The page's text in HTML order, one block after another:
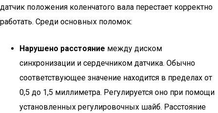
датчик положения коленчатого вала перестает корректно
работать. Среди основных поломок:
Нарушено расстояние между диском
синхронизации и сердечником датчика. Обычно
соответствующее значение находится в пределах от
0,5 до 1,5 миллиметра. Регулируется оно при помощи
установленных регулировочных шайб. Расстояние